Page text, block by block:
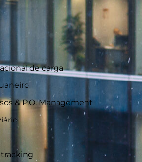
de carga
& P.O. Management